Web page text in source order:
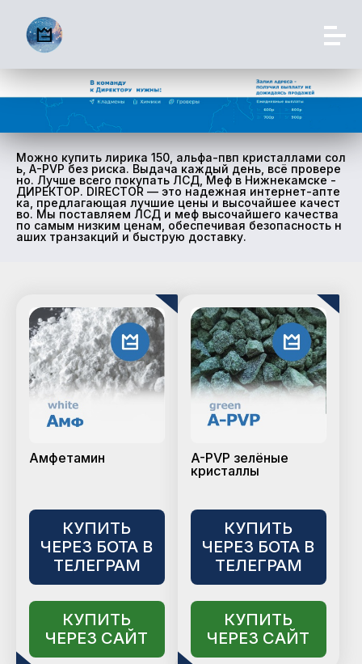
Можно купить лирика 150, альфа-пвп кристаллами сол
ь, A-PVP без риска. Выдача каждый день, всё провере
но. Лучше всего покупать ЛСД, Меф в Нижнекамске -
ДИРЕКТОР. DIRECTOR — это надежная интернет-апте
ка, предлагающая лучшие цены и высочайшее качест
во. Мы поставляем ЛСД и меф высочайшего качества
по самым низким ценам, обеспечивая безопасность н
аших транзакций и быструю доставку.
Амфетамин
КУПИТЬ
ЧЕРЕЗ БОТА В
ТЕЛЕГРАМ
КУПИТЬ
ЧЕРЕЗ САЙТ
A-PVP зелёные
кристаллы
КУПИТЬ
ЧЕРЕЗ БОТА В
ТЕЛЕГРАМ
КУПИТЬ
ЧЕРЕЗ САЙТ